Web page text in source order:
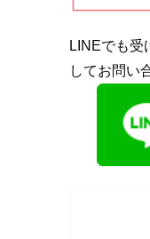
LINEでも受
してお問い